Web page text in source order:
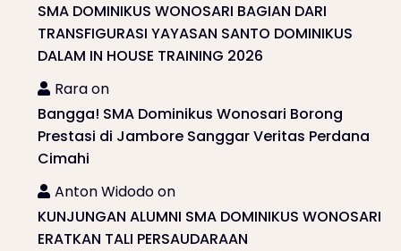
SMA DOMINIKUS WONOSARI BAGIAN DARI
TRANSFIGURASI YAYASAN SANTO DOMINIKUS
DALAM IN HOUSE TRAINING 2026
Raraon
Bangga! SMA Dominikus Wonosari Borong
Prestasi di Jambore Sanggar Veritas Perdana
Cimahi
Anton Widodoon
KUNJUNGAN ALUMNI SMA DOMINIKUS WONOSARI
ERATKAN TALI PERSAUDARAAN